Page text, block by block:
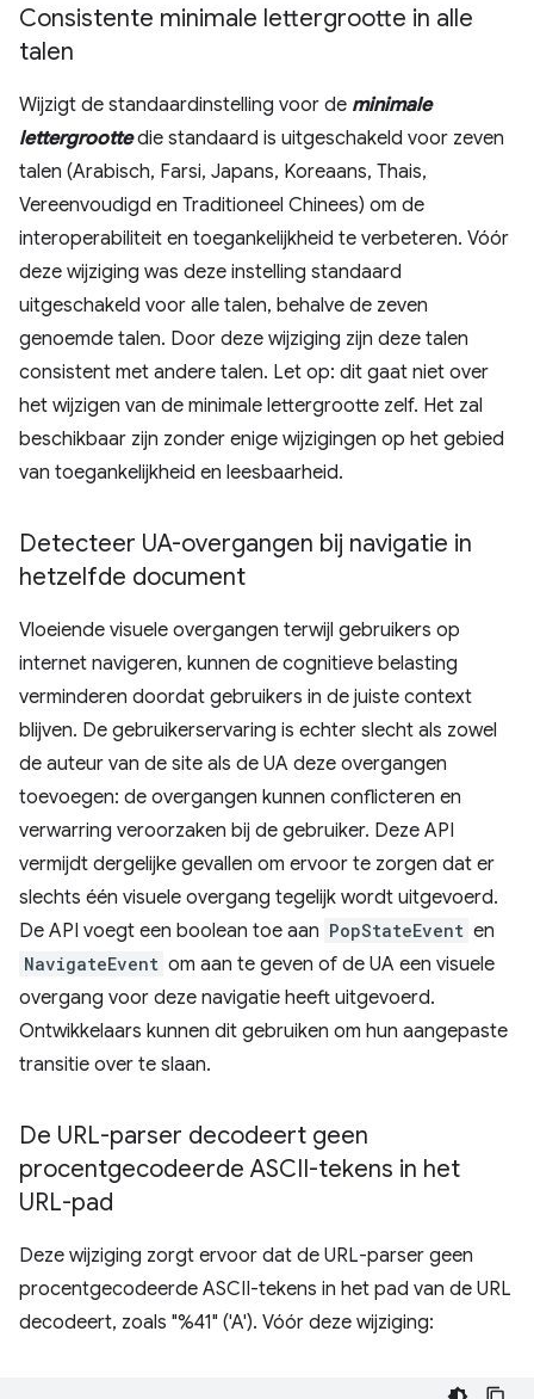
Consistente minimale lettergrootte in alle
talen
Wijzigt de standaardinstelling voor de minimale
lettergroottedie standaard is uitgeschakeld voor zeven
talen (Arabisch, Farsi, Japans, Koreaans, Thais,
Vereenvoudigd en Traditioneel Chinees) om de
interoperabiliteit en toegankelijkheid te verbeteren. Vóór
deze wijziging was deze instelling standaard
uitgeschakeld voor alle talen, behalve de zeven
genoemde talen. Door deze wijziging zijn deze talen
consistent met andere talen. Let op: dit gaat niet over
het wijzigen van de minimale lettergrootte zelf. Het zal
beschikbaar zijn zonder enige wijzigingen op het gebied
van toegankelijkheid en leesbaarheid.
Detecteer UA-overgangen bij navigatie in
hetzelfde document
Vloeiende visuele overgangen terwijl gebruikers op
internet navigeren, kunnen de cognitieve belasting
verminderen doordat gebruikers in de juiste context
blijven. De gebruikerservaring is echter slecht als zowel
de auteur van de site als de UA deze overgangen
toevoegen: de overgangen kunnen conflicteren en
verwarring veroorzaken bij de gebruiker. Deze API
vermijdt dergelijke gevallen om ervoor te zorgen dat er
slechts één visuele overgang tegelijk wordt uitgevoerd.
De API voegt een boolean toe aan PopStateEvent en
NavigateEvent om aan te geven of de UA een visuele
overgang voor deze navigatie heeft uitgevoerd.
Ontwikkelaars kunnen dit gebruiken om hun aangepaste
transitie over te slaan.
De URL-parser decodeert geen
procentgecodeerde ASCII-tekens in het
URL-pad
Deze wijziging zorgt ervoor dat de URL-parser geen
procentgecodeerde ASCII-tekens in het pad van de URL
decodeert, zoals "%41" ('A'). Vóór deze wijziging: